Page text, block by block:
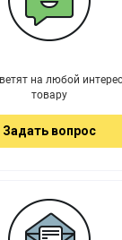
на любой
товару
Задать вопрос